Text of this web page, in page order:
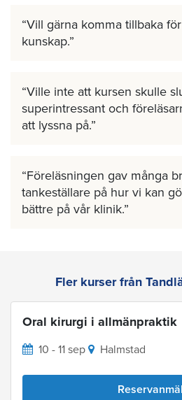
Vill gärna komma tillbaka
kunskap.
Ville inte att kursen skulle
superintressant och
att lyssna på.
Föreläsningen gav många
tankeställare på hur vi kan
bättre på vår klinik.
Fler kurser från
Oral kirurgi i allmänpraktik
10 - 11 sep Halmstad